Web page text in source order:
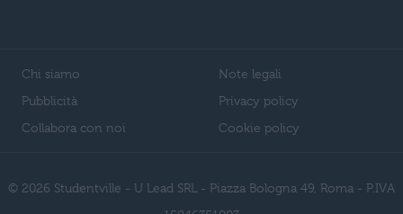
Chi siamo
Pubblicità
Collabora con noi
Note legali
Privacy policy
Cookie policy
© 2026 Studentville - U Lead SRL - Piazza Bologna 49, Roma - P.IVA